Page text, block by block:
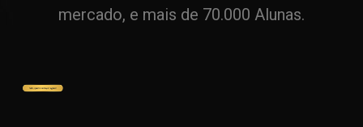
mercado, e mais de 70.000 Alunas.